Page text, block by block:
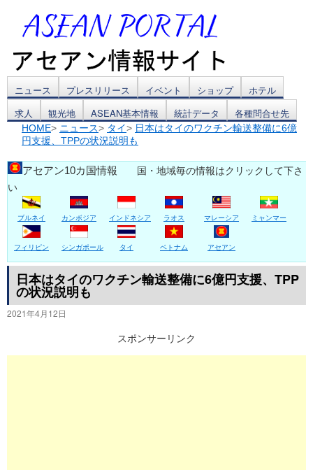
コ
ン
ン
ツ
へ
ス
キ
ッ
ニュース プレスリリース イベント ショップ
ホテル
求人
観光地 ASEAN基本情報 統計データ 各種問合せ先
HOME> ニュース> タイ> 日本はタイのワクチン輸送整備に6億
円支援、TPPの状況説明も
アセアン10カ国情報 国・地域毎の情報はクリックして下さ
い
ブルネイ カンボジア インドネシア ラオス マレーシア ミャンマー
フィリピン シンガポール タイ ベトナム アセアン
日本はタイのワクチン輸送整備に6億円支援、TPP
の状況説明も
2021年4月12日
スポンサーリンク